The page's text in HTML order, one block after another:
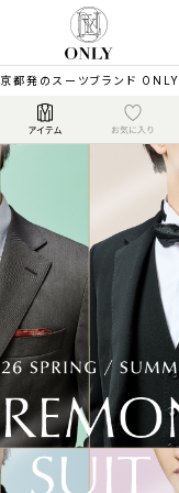
京都発のスーツブランド ONLY